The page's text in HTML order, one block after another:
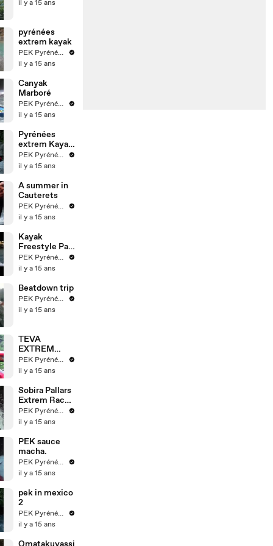
il y a 15 ans
pyrénées
extrem kayak
PEK Pyrénées Extrem Kayak
il y a 15 ans
Canyak
Marboré
PEK Pyrénées Extrem Kayak
il y a 15 ans
Pyrénées
extrem Kayak
at home
PEK Pyrénées Extrem Kayak
il y a 15 ans
A summer in
Cauterets
PEK Pyrénées Extrem Kayak
il y a 15 ans
Kayak
Freestyle Pau
Pyrénées
Maxime
PEK Pyrénées Extrem Kayak
il y a 15 ans
Beatdown trip
PEK Pyrénées Extrem Kayak
il y a 15 ans
TEVA
EXTREM
OUTDOOR
GAMES 2011
PEK Pyrénées Extrem Kayak
il y a 15 ans
Sobira Pallars
Extrem Race
2011.
PEK Pyrénées Extrem Kayak
il y a 15 ans
PEK sauce
macha.
PEK Pyrénées Extrem Kayak
il y a 15 ans
pek in mexico
2
PEK Pyrénées Extrem Kayak
il y a 15 ans